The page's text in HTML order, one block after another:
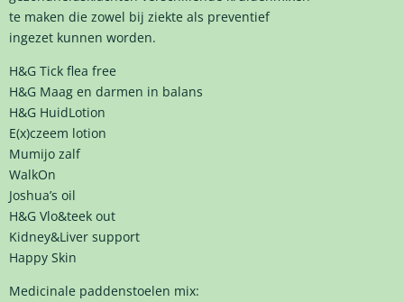
te maken die zowel bij ziekte als preventief
ingezet kunnen worden.
H&G Tick flea free
H&G Maag en darmen in balans
H&G HuidLotion
E(x)czeem lotion
Mumijo zalf
WalkOn
Joshua’s oil
H&G Vlo&teek out
Kidney&Liver support
Happy Skin
Medicinale paddenstoelen mix: